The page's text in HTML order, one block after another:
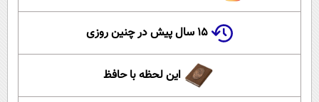
۱۵ سال پیش در چنین روزی
این لحظه با حافظ